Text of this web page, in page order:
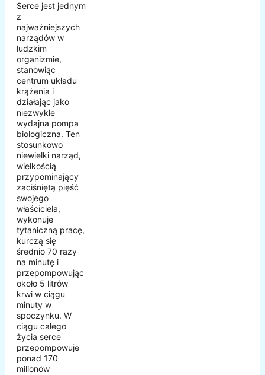
Serce jest jednym
z
najważniejszych
narządów w
ludzkim
organizmie,
stanowiąc
centrum układu
krążenia i
działając jako
niezwykle
wydajna pompa
biologiczna. Ten
stosunkowo
niewielki narząd,
wielkością
przypominający
zaciśniętą pięść
swojego
właściciela,
wykonuje
tytaniczną pracę,
kurczą się
średnio 70 razy
na minutę i
przepompowując
około 5 litrów
krwi w ciągu
minuty w
spoczynku. W
ciągu całego
życia serce
przepompowuje
ponad 170
milionów